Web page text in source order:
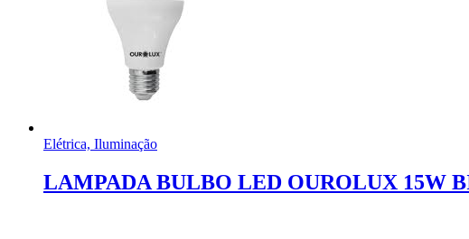
Elétrica, Iluminação
LAMPADA BULBO LED OUROLUX 15W